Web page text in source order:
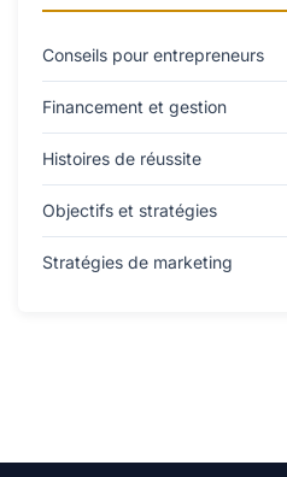
Conseils pour entrepreneurs
Financement et gestion
Histoires de réussite
Objectifs et stratégies
Stratégies de marketing